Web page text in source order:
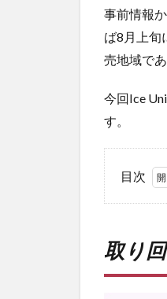
事前情報
ば8月上旬
売地域で
今回Ice
す。
目次
が優
秀。
取り